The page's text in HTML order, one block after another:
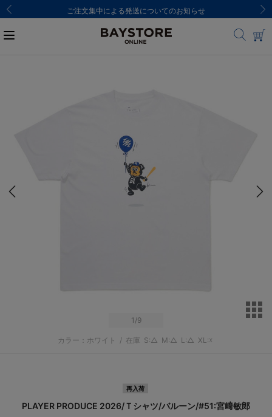
ご注文集中による発送についてのお知らせ
1 /9
カラー：ホワイト / 在庫 S:△ M:△ L:△ XL:☓
再入荷
PLAYER PRODUCE 2026/Ｔシャツ/バルーン/#51:宮﨑敏郎